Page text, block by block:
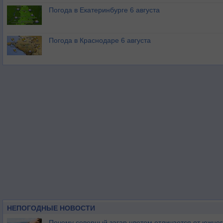
Погода в Екатеринбурге 6 августа
Погода в Краснодаре 6 августа
НЕПОГОДНЫЕ НОВОСТИ